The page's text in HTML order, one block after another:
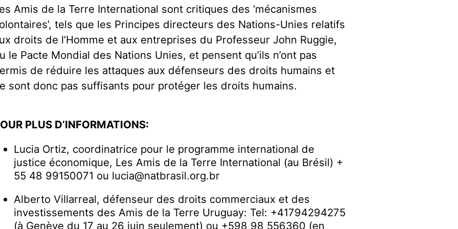
Amis de la Terre International sont critiques des ‘mécanismes
tels que les Principes directeurs des Nations-Unies relatifs
droits de l’Homme et aux entreprises du Professeur John Ruggie,
le Pacte Mondial des Nations Unies, et pensent qu’ils n’ont pas
de réduire les attaques aux défenseurs des droits humains et
sont donc pas suffisants pour protéger les droits humains.
PLUS D’INFORMATIONS:
Lucia Ortiz, coordinatrice pour le programme international de
justice économique, Les Amis de la Terre International (au Brésil) +
55 48 99150071 ou lucia@natbrasil.org.br
Alberto Villarreal, défenseur des droits commerciaux et des
investissements des Amis de la Terre Uruguay: Tel: +41794294275
(à Genève du 17 au 26 juin seulement) ou +598 98 556360 (en